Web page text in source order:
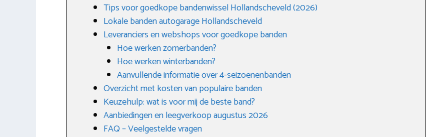
Tips voor goedkope bandenwissel Hollandscheveld (2026)
Lokale banden autogarage Hollandscheveld
Leveranciers en webshops voor goedkope banden
Hoe werken zomerbanden?
Hoe werken winterbanden?
Aanvullende informatie over 4-seizoenenbanden
Overzicht met kosten van populaire banden
Keuzehulp: wat is voor mij de beste band?
Aanbiedingen en leegverkoop augustus 2026
FAQ – Veelgestelde vragen